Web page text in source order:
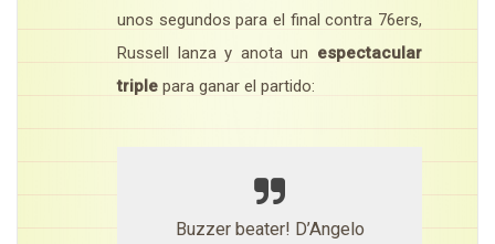
unos segundos para el final contra 76ers,
Russell lanza y anota un espectacular
triple para ganar el partido:
Buzzer beater! D’Angelo